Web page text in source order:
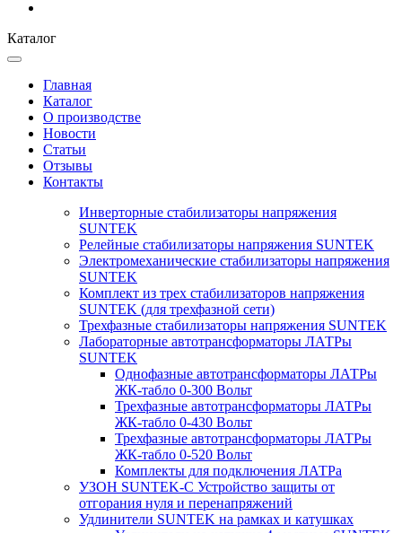
Каталог
Главная
Каталог
О производстве
Новости
Статьи
Отзывы
Контакты
Инверторные стабилизаторы напряжения
SUNTEK
Релейные стабилизаторы напряжения SUNTEK
Электромеханические стабилизаторы напряжения
SUNTEK
Комплект из трех стабилизаторов напряжения
SUNTEK (для трехфазной сети)
Трехфазные стабилизаторы напряжения SUNTEK
Лабораторные автотрансформаторы ЛАТРы
SUNTEK
Однофазные автотрансформаторы ЛАТРы
ЖК-табло 0-300 Вольт
Трехфазные автотрансформаторы ЛАТРы
ЖК-табло 0-430 Вольт
Трехфазные автотрансформаторы ЛАТРы
ЖК-табло 0-520 Вольт
Комплекты для подключения ЛАТРа
УЗОН SUNTEK-C Устройство защиты от
отгорания нуля и перенапряжений
Удлинители SUNTEK на рамках и катушках